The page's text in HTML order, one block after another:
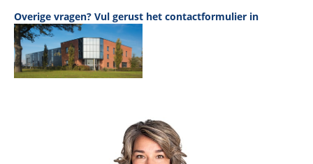
Overige vragen? Vul gerust het contactformulier in